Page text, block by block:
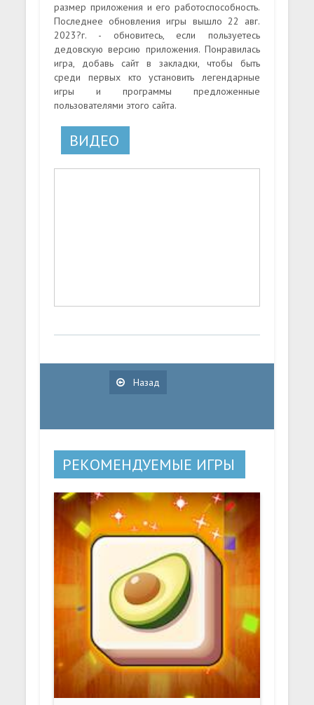
размер приложения и его работоспособность.
Последнее обновления игры вышло 22 авг.
2023?г. - обновитесь, если пользуетесь
дедовскую версию приложения. Понравилась
игра, добавь сайт в закладки, чтобы быть
среди первых кто установить легендарные
игры и программы предложенные
пользователями этого сайта.
ВИДЕО
Назад
РЕКОМЕНДУЕМЫЕ ИГРЫ